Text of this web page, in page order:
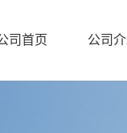
司首页 公司